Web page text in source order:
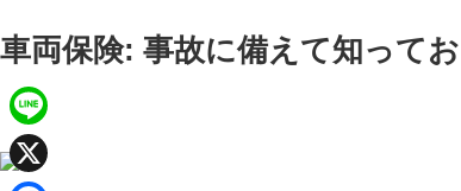
車両保険: 事故に備えて知って
L